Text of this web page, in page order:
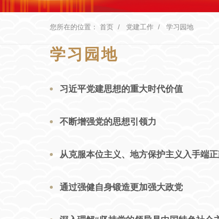
您所在的位置： 首页 党建工作 学习园地
学习园地
习近平党建思想的重大时代价值
不断增强党的思想引领力
从克服本位主义、地方保护主义入手端
通过强健自身锻造更加强大政党